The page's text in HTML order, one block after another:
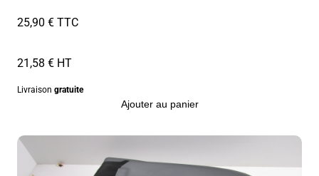
25,90 € TTC
21,58 € HT
Livraison gratuite
Ajouter au panier